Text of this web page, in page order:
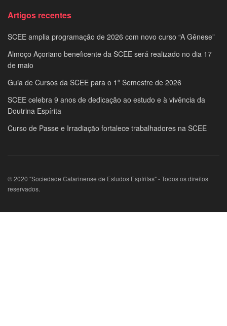
Artigos recentes
SCEE amplia programação de 2026 com novo curso “A Gênese”
Almoço Açoriano beneficente da SCEE será realizado no dia 17
de maio
Guia de Cursos da SCEE para o 1º Semestre de 2026
SCEE celebra 9 anos de dedicação ao estudo e à vivência da
Doutrina Espírita
Curso de Passe e Irradiação fortalece trabalhadores na SCEE
© 2020 "Sociedade Catarinense de Estudos Espíritas" - Todos os direitos
reservados.